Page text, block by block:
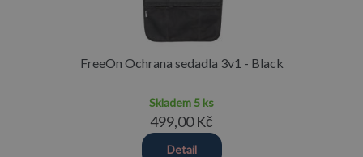
FreeOn Ochrana sedadla 3v1 - Black
Skladem 5 ks
499,00 Kč
Detail